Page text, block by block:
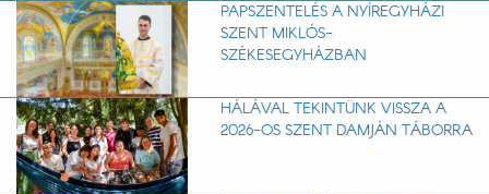
PAPSZENTELÉS A NYÍREGYHÁZI
SZENT MIKLÓS-
SZÉKESEGYHÁZBAN
HÁLÁVAL TEKINTÜNK VISSZA A
2026-OS SZENT DAMJÁN TÁBORRA